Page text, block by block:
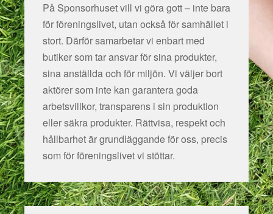
På Sponsorhuset vill vi göra gott – inte bara
för föreningslivet, utan också för samhället i
stort. Därför samarbetar vi enbart med
butiker som tar ansvar för sina produkter,
sina anställda och för miljön. Vi väljer bort
aktörer som inte kan garantera goda
arbetsvillkor, transparens i sin produktion
eller säkra produkter. Rättvisa, respekt och
hållbarhet är grundläggande för oss, precis
som för föreningslivet vi stöttar.